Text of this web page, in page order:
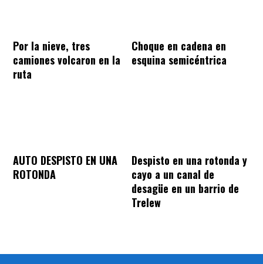
Por la nieve, tres
camiones volcaron en la
ruta
Choque en cadena en
esquina semicéntrica
AUTO DESPISTO EN UNA
ROTONDA
Despisto en una rotonda y
cayo a un canal de
desagüe en un barrio de
Trelew